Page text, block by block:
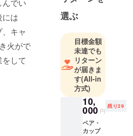
んでい
は
キャ
火がで
して
選ぶ
目標金額
未達でも
リターン
が届きま
す(All-in
方式)
10,
000 円
残り29
ペア・
カップ